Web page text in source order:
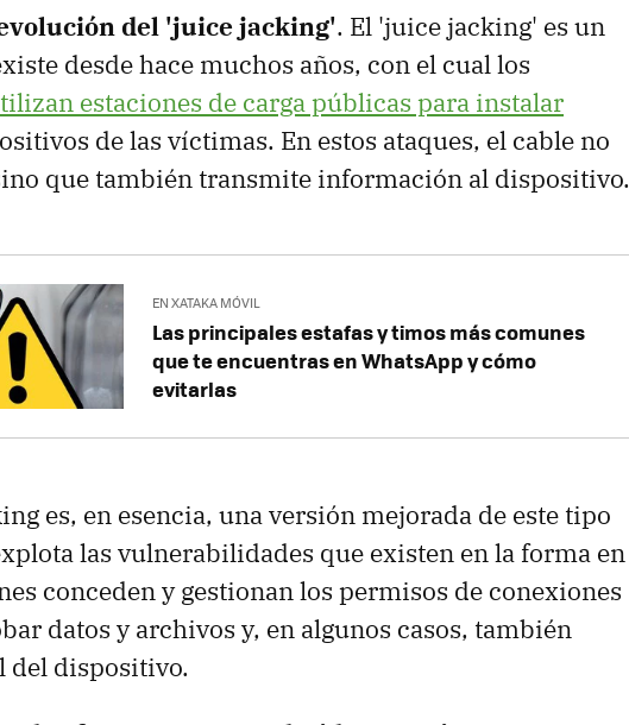
del 'juice jacking'. El 'juice jacking' es un
desde hace muchos años, con el cual los
estaciones de carga públicas para instalar
de las víctimas. En estos ataques, el cable no
que también transmite información al dispositivo.
EN XATAKA MÓVIL
Las principales estafas y timos más comunes
que te encuentras en WhatsApp y cómo
evitarlas
es, en esencia, una versión mejorada de este tipo
las vulnerabilidades que existen en la forma en
conceden y gestionan los permisos de conexiones
datos y archivos y, en algunos casos, también
del dispositivo.